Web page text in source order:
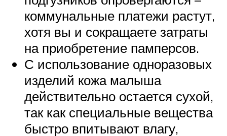
коммунальные платежи растут,
хотя вы и сокращаете затраты
на приобретение памперсов.
С использование одноразовых
изделий кожа малыша
действительно остается сухой,
так как специальные вещества
быстро впитывают влагу,